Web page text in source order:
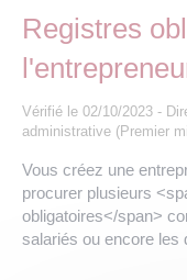
Travaux
Numérique
Annuaire de
communes
Registres
Vérifié le 02/10/2023 -
administrative (Premier
Vous créez une
procurer plusieurs
obligatoires</span>
salariés ou encore les